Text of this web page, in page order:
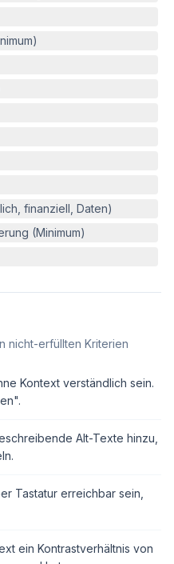
finanziell, Daten)
(Minimum)
nicht-erfüllten Kriterien
Kontext verständlich sein.
Alt-Texte hinzu,
Tastatur erreichbar sein,
ein Kontrastverhältnis von